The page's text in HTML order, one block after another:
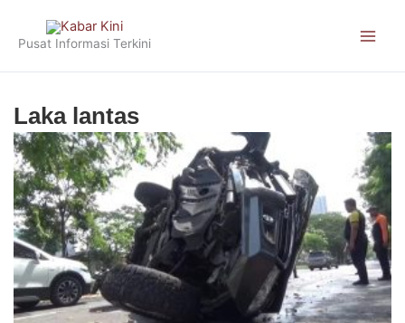
content
Pusat Informasi Terkini
Laka lantas